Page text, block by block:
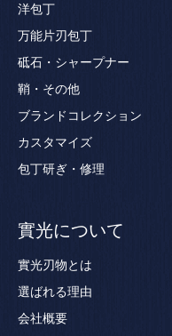
洋包丁
万能片刃包丁
砥石・シャープナー
鞘・その他
ブランドコレクション
カスタマイズ
包丁研ぎ・修理
實光について
實光刃物とは
選ばれる理由
会社概要